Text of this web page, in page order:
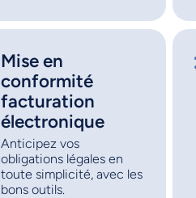
Mise en
conformité
facturation
électronique
Anticipez vos
obligations légales en
toute simplicité, avec les
bons outils.